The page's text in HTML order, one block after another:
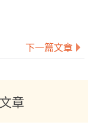
下一篇文章
章